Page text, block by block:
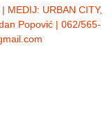
MEDIJ: URBAN CITY,
Popović | 062/565-